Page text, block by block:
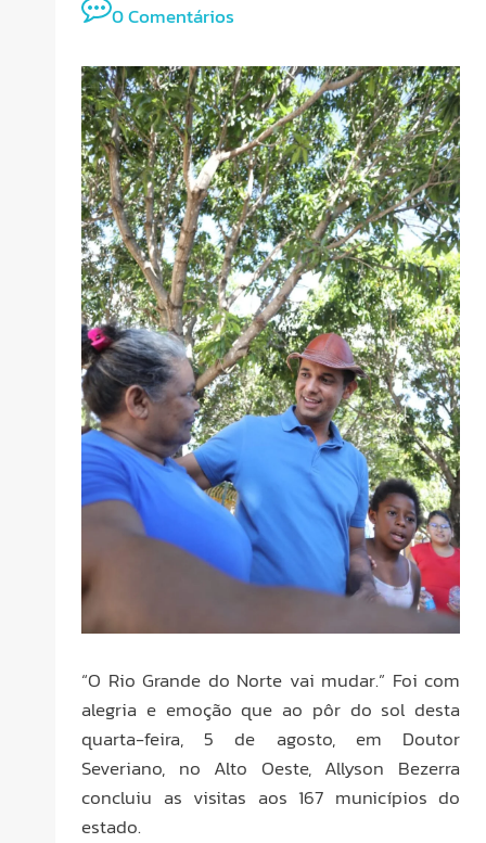
0 Comentários
“O Rio Grande do Norte vai mudar.” Foi com
alegria e emoção que ao pôr do sol desta
quarta-feira, 5 de agosto, em Doutor
Severiano, no Alto Oeste, Allyson Bezerra
concluiu as visitas aos 167 municípios do
estado.